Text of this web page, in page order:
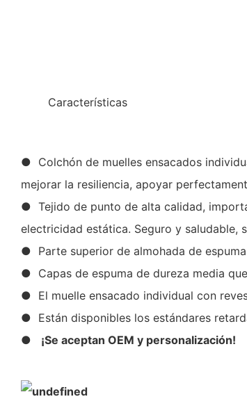
Características
● Colchón de muelles ensacados
mejorar la resiliencia, apoyar
● Tejido de punto de alta calidad,
electricidad estática. Seguro y saludable,
● Parte superior de almohada de
● Capas de espuma de dureza media
● El muelle ensacado individual con
● Están disponibles los estándares
●
¡Se aceptan OEM y personalización!